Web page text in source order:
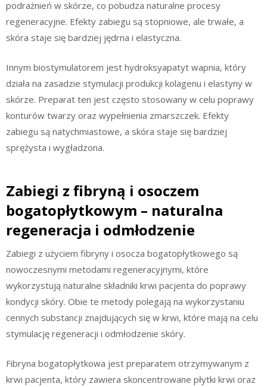
podrażnień w skórze, co pobudza naturalne procesy
regeneracyjne. Efekty zabiegu są stopniowe, ale trwałe, a
skóra staje się bardziej jędrna i elastyczna.
Innym biostymulatorem jest hydroksyapatyt wapnia, który
działa na zasadzie stymulacji produkcji kolagenu i elastyny w
skórze. Preparat ten jest często stosowany w celu poprawy
konturów twarzy oraz wypełnienia zmarszczek. Efekty
zabiegu są natychmiastowe, a skóra staje się bardziej
sprężysta i wygładzona.
Zabiegi z fibryną i osoczem
bogatopłytkowym – naturalna
regeneracja i odmłodzenie
Zabiegi z użyciem fibryny i osocza bogatopłytkowego są
nowoczesnymi metodami regeneracyjnymi, które
wykorzystują naturalne składniki krwi pacjenta do poprawy
kondycji skóry. Obie te metody polegają na wykorzystaniu
cennych substancji znajdujących się w krwi, które mają na celu
stymulację regeneracji i odmłodzenie skóry.
Fibryna bogatopłytkowa jest preparatem otrzymywanym z
krwi pacjenta, który zawiera skoncentrowane płytki krwi oraz